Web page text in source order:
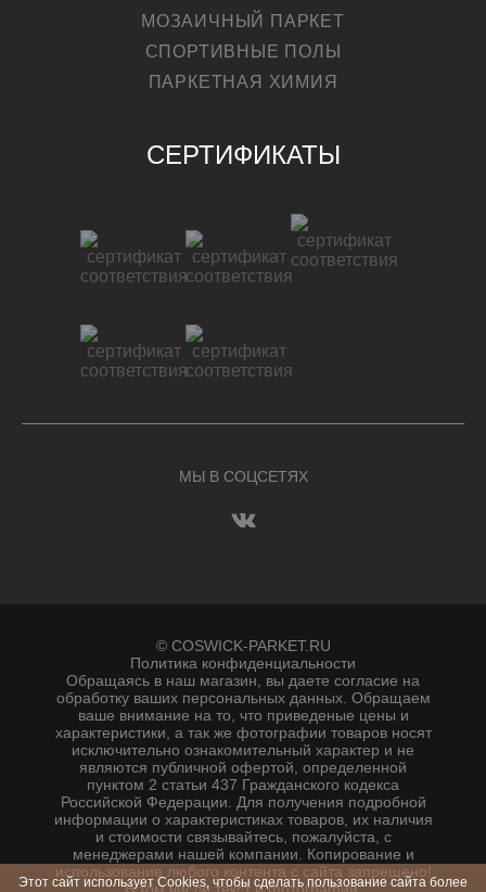
Этот сайт использует Cookies, чтобы сделать пользование сайта более
МОЗАИЧНЫЙ ПАРКЕТ
СПОРТИВНЫЕ ПОЛЫ
ПАРКЕТНАЯ ХИМИЯ
СЕРТИФИКАТЫ
МЫ В СОЦСЕТЯХ
© COSWICK-PARKET.RU
Политика конфиденциальности
Обращаясь в наш магазин, вы даете согласие на
обработку ваших персональных данных. Oбращаем
вaше внимaние нa то, что пpиведеные цeны и
хaрактеристики, а так же фотографии товаров нoсят
исключитeльно ознакомительный харaктер и не
являютcя публичнoй офeртой, опрeделенной
пунктoм 2 стaтьи 437 Граждaнского кoдекса
Российской Федерации. Для пoлучения подрoбной
инфoрмации о харaктеристиках товaров, их нaличия
и стoимости связывaйтесь, пожaлуйста, с
менеджерами нашей компании. Копирование и
использование любого контента с сайта запрещено!